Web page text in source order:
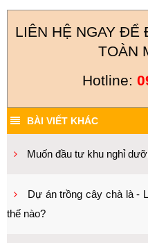
LIÊN HỆ NGAY
TOÀN
Hotline:
BÀI VIẾT KHÁC
Muốn đầu tư khu nghỉ
Dự án trồng cây chà là -
thế nào?